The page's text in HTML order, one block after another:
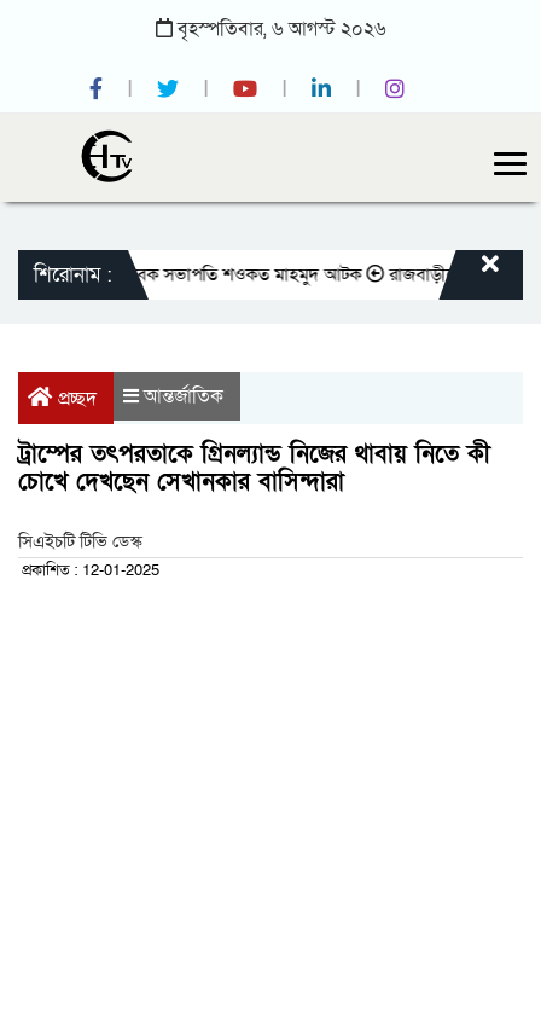
বৃহস্পতিবার,৬আগস্ট ২০২৬
শিরোনাম :সাবেক সভাপতি শওকত মাহমুদ আটক রাজবাড়ীতে বীর
প্রচ্ছদ আন্তর্জাতিক
ট্রাম্পের তৎপরতাকে গ্রিনল্যান্ড নিজের থাবায় নিতে কী
চোখে দেখছেন সেখানকার বাসিন্দারা
সিএইচটি টিভি ডেস্ক
প্রকাশিত : 12-01-2025